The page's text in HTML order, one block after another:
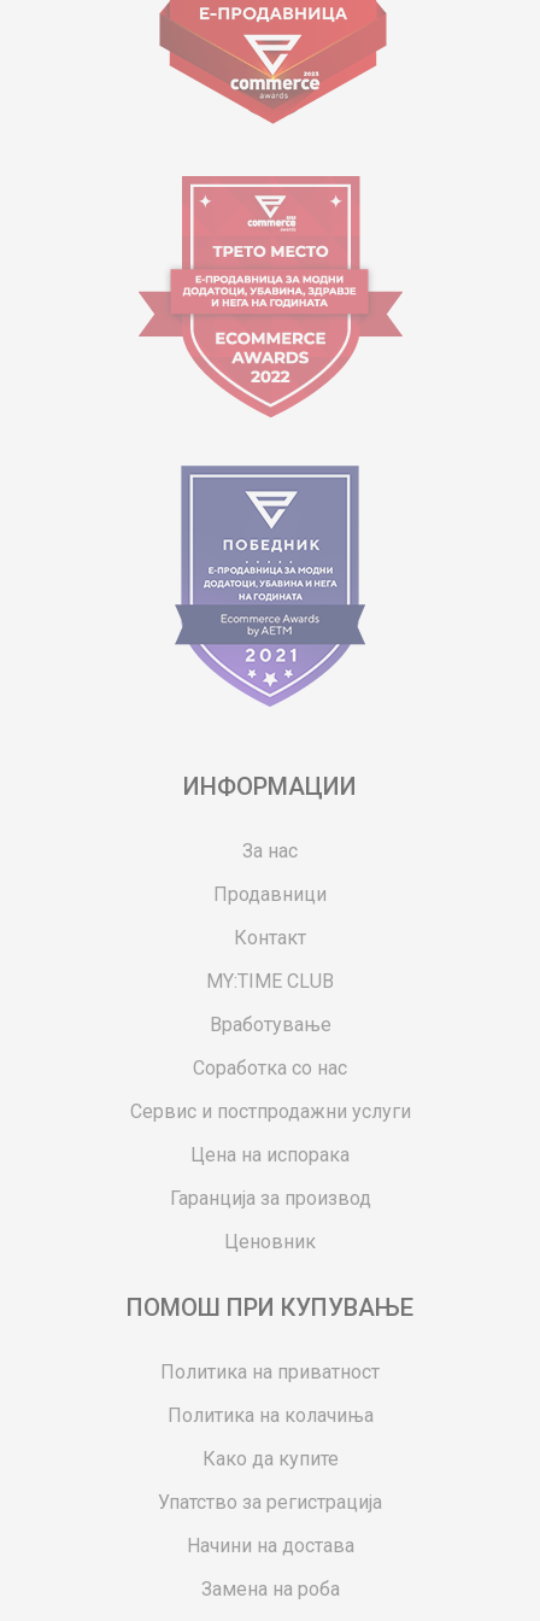
09:00 до 17:00
ИНФОРМАЦИИ
За нас
Продавници
Контакт
MY:TIME CLUB
Вработување
Соработка со нас
Сервис и постпродажни услуги
Цена на испорака
Гаранција за производ
Ценовник
ПОМОШ ПРИ КУПУВАЊЕ
Политика на приватност
Политика на колачиња
Како да купите
Упатство за регистрација
Начини на достава
Замена на роба